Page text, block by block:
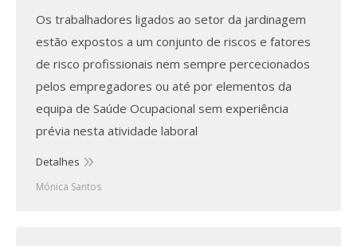
Os trabalhadores ligados ao setor da jardinagem
estão expostos a um conjunto de riscos e fatores
de risco profissionais nem sempre percecionados
pelos empregadores ou até por elementos da
equipa de Saúde Ocupacional sem experiência
prévia nesta atividade laboral
Detalhes
Mónica Santos